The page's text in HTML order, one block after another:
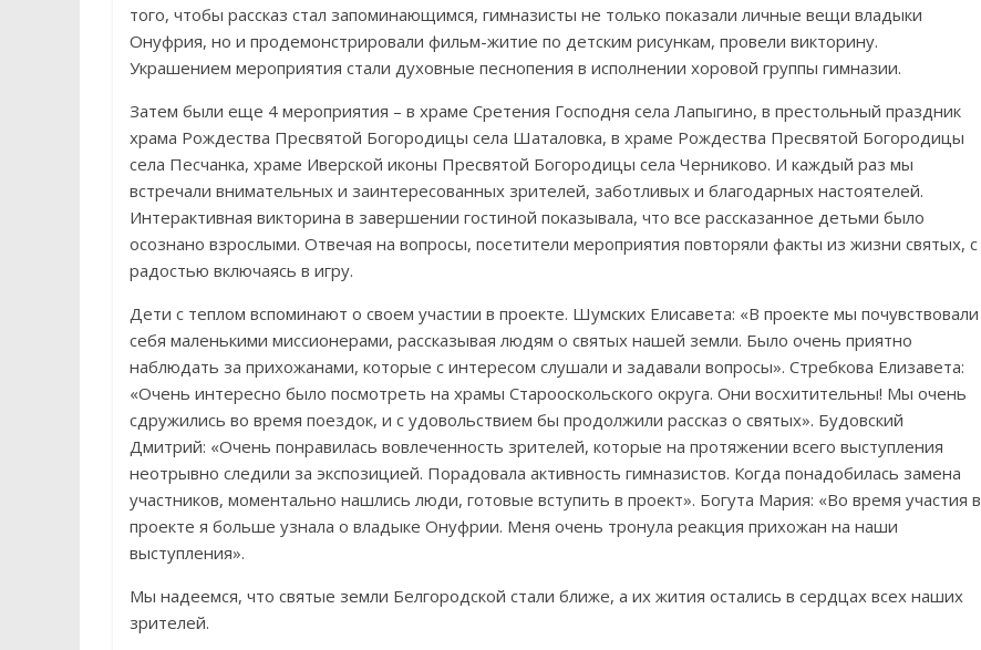
того, чтобы рассказ стал запоминающимся, гимназисты не только показали личные вещи владыки
Онуфрия, но и продемонстрировали фильм-житие по детским рисункам, провели викторину.
Украшением мероприятия стали духовные песнопения в исполнении хоровой группы гимназии.
Затем были еще 4 мероприятия – в храме Сретения Господня села Лапыгино, в престольный праздник
храма Рождества Пресвятой Богородицы села Шаталовка, в храме Рождества Пресвятой Богородицы
села Песчанка, храме Иверской иконы Пресвятой Богородицы села Черниково. И каждый раз мы
встречали внимательных и заинтересованных зрителей, заботливых и благодарных настоятелей.
Интерактивная викторина в завершении гостиной показывала, что все рассказанное детьми было
осознано взрослыми. Отвечая на вопросы, посетители мероприятия повторяли факты из жизни святых, с
радостью включаясь в игру.
Дети с теплом вспоминают о своем участии в проекте. Шумских Елисавета: «В проекте мы почувствовали
себя маленькими миссионерами, рассказывая людям о святых нашей земли. Было очень приятно
наблюдать за прихожанами, которые с интересом слушали и задавали вопросы». Стребкова Елизавета:
«Очень интересно было посмотреть на храмы Старооскольского округа. Они восхитительны! Мы очень
сдружились во время поездок, и с удовольствием бы продолжили рассказ о святых». Будовский
Дмитрий: «Очень понравилась вовлеченность зрителей, которые на протяжении всего выступления
неотрывно следили за экспозицией. Порадовала активность гимназистов. Когда понадобилась замена
участников, моментально нашлись люди, готовые вступить в проект». Богута Мария: «Во время участия в
проекте я больше узнала о владыке Онуфрии. Меня очень тронула реакция прихожан на наши
выступления».
Мы надеемся, что святые земли Белгородской стали ближе, а их жития остались в сердцах всех наших
зрителей.